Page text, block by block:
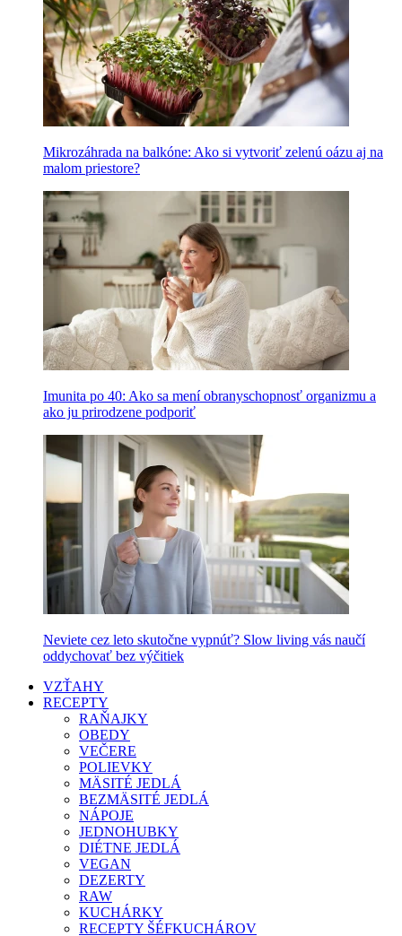
Mikrozáhrada na balkóne: Ako si vytvoriť zelenú oázu aj na
malom priestore?
Imunita po 40: Ako sa mení obranyschopnosť organizmu a
ako ju prirodzene podporiť
Neviete cez leto skutočne vypnúť? Slow living vás naučí
oddychovať bez výčitiek
VZŤAHY
RECEPTY
RAŇAJKY
OBEDY
VEČERE
POLIEVKY
MÄSITÉ JEDLÁ
BEZMÄSITÉ JEDLÁ
NÁPOJE
JEDNOHUBKY
DIÉTNE JEDLÁ
VEGAN
DEZERTY
RAW
KUCHÁRKY
RECEPTY ŠÉFKUCHÁROV